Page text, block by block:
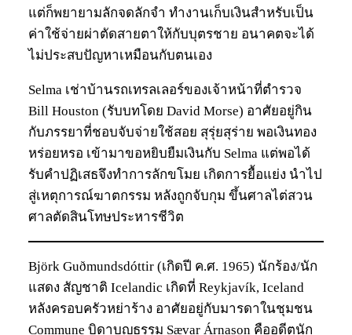
แต่ก็พยายามลักจดลักจำ ทำงานเก็บเงินสำหรับเป็น
ค่าใช้จ่ายผ่าตัดสายตาให้กับบุตรชาย อนาคตจะได้
ไม่ประสบปัญหาเหมือนกับตนเอง
Selma เช่าบ้านรถเทรลเลอร์ของเจ้าหน้าที่ตำรวจ
Bill Houston (รับบทโดย David Morse) อาศัยอยู่กิน
กับภรรยาที่ชอบจับจ่ายใช้สอย สุรุ่ยสุร่าย พอเงินทอง
หร่อยหรอ เข้ามาขอหยิบยืมเงินกับ Selma แต่พอได้
รับคำปฏิเสธจึงทำการลักขโมย เกิดการยื้อแย่ง นำไป
สู่เหตุการณ์ฆาตกรรม หลังถูกจับกุม ขึ้นศาลไต่สวน
ศาลตัดสินโทษประหารชีวิต
Björk Guðmundsdóttir (เกิดปี ค.ศ. 1965) นักร้อง/นัก
แสดง สัญชาติ Icelandic เกิดที่ Reykjavík, Iceland
หลังครอบครัวหย่าร้าง อาศัยอยู่กับมารดาในชุมชน
Commune บิดาบุญธรรม Sævar Árnason คืออดีตนัก